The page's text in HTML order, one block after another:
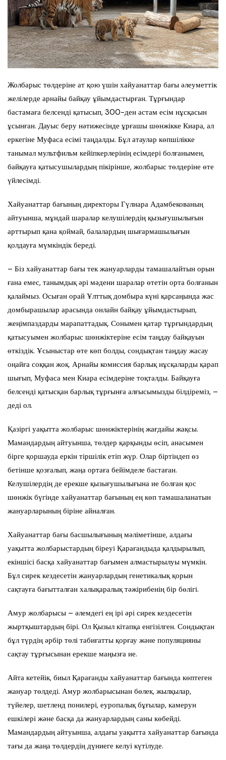
Жолбарыс төлдеріне ат қою үшін хайуанаттар бағы әлеуметтік
желілерде арнайы байқау ұйымдастырған. Тұрғындар
бастамаға белсенді қатысып, 300-ден астам есім нұсқасын
ұсынған. Дауыс беру нәтижесінде ұрғашы шөнжікке Киара, ал
еркегіне Муфаса есімі таңдалды. Бұл атаулар көпшілікке
танымал мультфильм кейіпкерлерінің есімдері болғанымен,
байқауға қатысушылардың пікірінше, жолбарыс төлдеріне өте
үйлесімді.
Хайуанаттар бағының директоры Гүлнара Адамбекованың
айтуынша, мұндай шаралар келушілердің қызығушылығын
арттырып қана қоймай, балалардың шығармашылығын
қолдауға мүмкіндік береді.
– Біз хайуанаттар бағы тек жануарларды тамашалайтын орын
ғана емес, танымдық әрі мәдени шаралар өтетін орта болғанын
қалаймыз. Осыған орай Ұлттық домбыра күні қарсаңында жас
домбырашылар арасында онлайн байқау ұйымдастырып,
жеңімпаздарды марапаттадық. Сонымен қатар тұрғындардың
қатысуымен жолбарыс шөнжіктеріне есім таңдау байқауын
өткіздік. Ұсыныстар өте көп болды, сондықтан таңдау жасау
оңайға соққан жоқ. Арнайы комиссия барлық нұсқаларды қарап
шығып, Муфаса мен Киара есімдеріне тоқталды. Байқауға
белсенді қатысқан барлық тұрғынға алғысымызды білдіреміз, –
деді ол.
Қазіргі уақытта жолбарыс шөнжіктерінің жағдайы жақсы.
Мамандардың айтуынша, төлдер қарқынды өсіп, анасымен
бірге қоршауда еркін тіршілік етіп жүр. Олар біртіндеп өз
бетінше қозғалып, жаңа ортаға бейімделе бастаған.
Келушілердің де ерекше қызығушылығына ие болған қос
шөнжік бүгінде хайуанаттар бағының ең көп тамашаланатын
жануарларының біріне айналған.
Хайуанаттар бағы басшылығының мәліметінше, алдағы
уақытта жолбарыстардың біреуі Қарағандыда қалдырылып,
екіншісі басқа хайуанаттар бағымен алмастырылуы мүмкін.
Бұл сирек кездесетін жануарлардың генетикалық қорын
сақтауға бағытталған халықаралық тәжірибенің бір бөлігі.
Амур жолбарысы – әлемдегі ең ірі әрі сирек кездесетін
жыртқыштардың бірі. Ол Қызыл кітапқа енгізілген. Сондықтан
бұл түрдің әрбір төлі табиғатты қорғау және популяцияны
сақтау тұрғысынан ерекше маңызға ие.
Айта кетейік, биыл Қарағанды хайуанаттар бағында көптеген
жануар төлдеді. Амур жолбарысынан бөлек, жылқылар,
түйелер, шетленд понилері, еуропалық бұғылар, камерун
ешкілері және басқа да жануарлардың саны көбейді.
Мамандардың айтуынша, алдағы уақытта хайуанаттар бағында
тағы да жаңа төлдердің дүниеге келуі күтілуде.